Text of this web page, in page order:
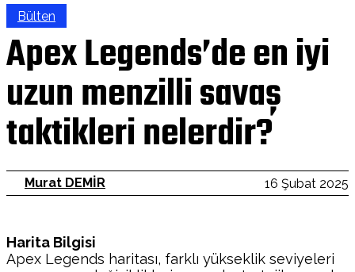
Bülten
Apex Legends’de en iyi
uzun menzilli savaş
taktikleri nelerdir?
16 Şubat 2025
Murat DEMİR
Harita Bilgisi
Apex Legends haritası, farklı yükseklik seviyeleri